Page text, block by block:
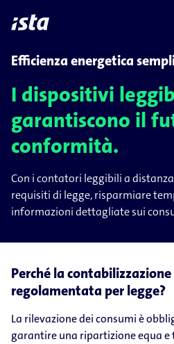
languagechevron_right
Efficienza energetica
I dispositivi
garantiscono il
conformità.
Con i contatori leggibili a
requisiti di legge, risparmiare
informazioni dettagliate sui
Perché la
regolamentata per legge?
La rilevazione dei consumi è
garantire una ripartizione equa